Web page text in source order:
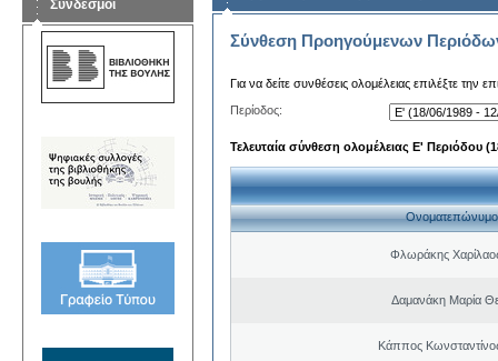
Σύνδεσμοι
Σύνθεση Προηγούμενων
Για να δείτε συνθέσεις ολομέλειας επιλέξτε την
Περίοδος:
Τελευταία σύνθεση ολομέλειας Ε' Περιόδου
Ονοματεπώνυμο
Φλωράκης
Δαμανάκη Μαρία
Κάππος